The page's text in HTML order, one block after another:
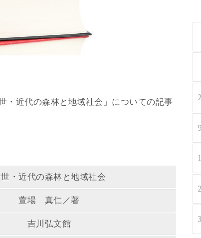
・近代の森林と地域社会」についての記事
・近代の森林と地域社会
萱場 真仁／著
吉川弘文館